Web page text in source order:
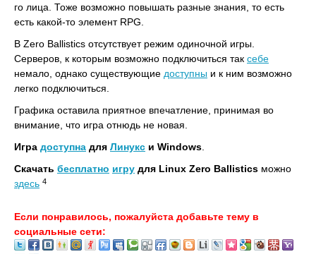
го лица. Тоже возможно повышать разные знания, то есть
есть какой-то элемент RPG.
В Zero Ballistics отсутствует режим одиночной игры.
Серверов, к которым возможно подключиться так себе
немало, однако существующие доступны и к ним возможно
легко подключиться.
Графика оставила приятное впечатление, принимая во
внимание, что игра отнюдь не новая.
Игра доступна для Линукс и Windows
Скачать бесплатно игру для Linux Zero Ballistics можно
здесь 4
Если понравилось, пожалуйста добавьте тему в
социальные сети: